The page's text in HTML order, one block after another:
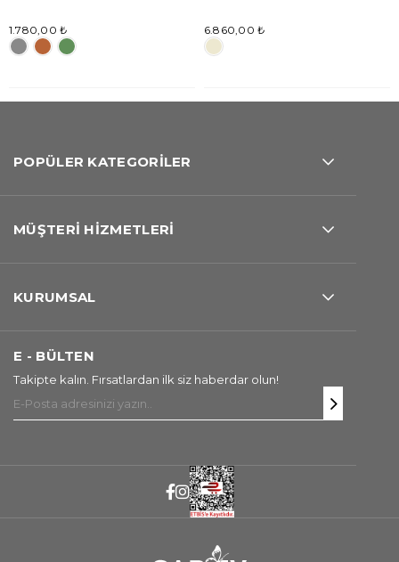
1.780,00 ₺ 6.860,00 ₺
POPÜLER KATEGORİLER
MÜŞTERİ HİZMETLERİ
KURUMSAL
E - BÜLTEN
Takipte kalın. Fırsatlardan ilk siz haberdar olun!